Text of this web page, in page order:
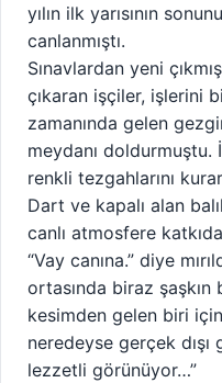
yılın ilk yarısının
canlanmıştı.
Sınavlardan yeni
çıkaran işçiler, işlerini
zamanında gelen
meydanı doldurmuştu.
renkli tezgahlarını
Dart ve kapalı alan
canlı atmosfere
“Vay canına.” diye
ortasında biraz
kesimden gelen biri
neredeyse gerçek
lezzetli görünüyor…”